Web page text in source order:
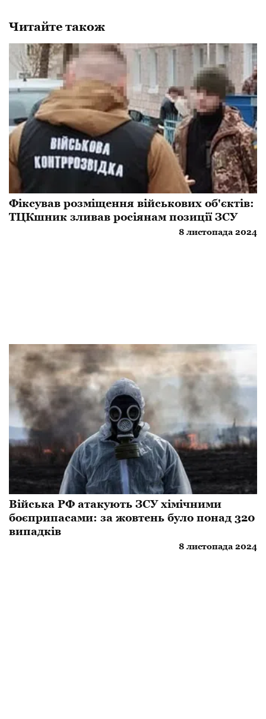
Читайте також
Фіксував розміщення військових об'єктів:
ТЦКшник зливав росіянам позиції ЗСУ
8 листопада 2024
​Війська РФ атакують ЗСУ хімічними
боєприпасами: за жовтень було понад 320
випадків
8 листопада 2024